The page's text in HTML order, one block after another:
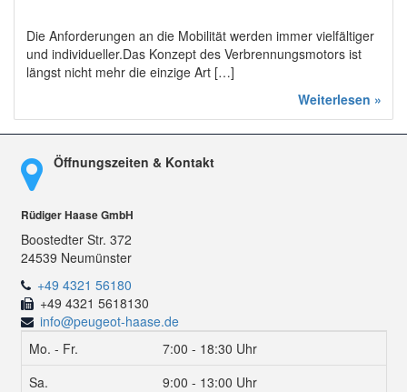
Die Anforderungen an die Mobilität werden immer vielfältiger
und individueller.Das Konzept des Verbrennungsmotors ist
längst nicht mehr die einzige Art […]
Weiterlesen »
Öffnungszeiten & Kontakt
Rüdiger Haase GmbH
Boostedter Str. 372
24539 Neumünster
+49 4321 56180
+49 4321 5618130
info@peugeot-haase.de
Mo. - Fr.
7:00 - 18:30 Uhr
Sa.
9:00 - 13:00 Uhr